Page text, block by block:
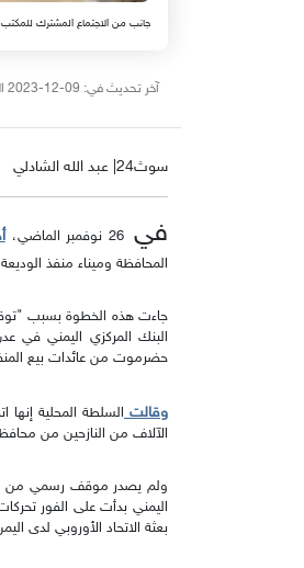
جانب من الاجتماع المشترك للمكتب التنفيذي
آخر تحديث في: 09-12-2023 الساعة 8 مساءً بتوقيت عدن
سوث24| عبد الله الشادلي
في 26 نوفمبر الماضي،
المحافظة وميناء منفذ
جاءت هذه الخطوة بسبب
البنك المركزي اليمني في
حضرموت من عائدات بيع المنفط المقدرة بنحو
وقالت السلطة المحلية إنها
الآلاف من النازحين من
ولم يصدر موقف رسمي من
بعثة الاتحاد الأوروبي لدى